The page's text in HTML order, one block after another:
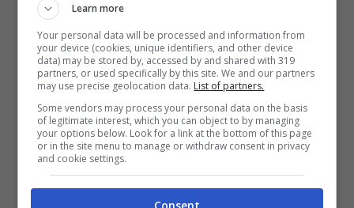
Una scena da Squid Game (Foto Instagram @hwang.dong_hyuk)
Mentre i fan del mondo intero attendono con
Learn more
Your personal data will be processed and information from
your device (cookies, unique identifiers, and other device
data) may be stored by, accessed by and shared with 319
partners, or used specifically by this site. We and our partners
may use precise geolocation data. List of partners.
Some vendors may process your personal data on the basis
of legitimate interest, which you can object to by managing
your options below. Look for a link at the bottom of this page
or in the site menu to manage or withdraw consent in privacy
and cookie settings.